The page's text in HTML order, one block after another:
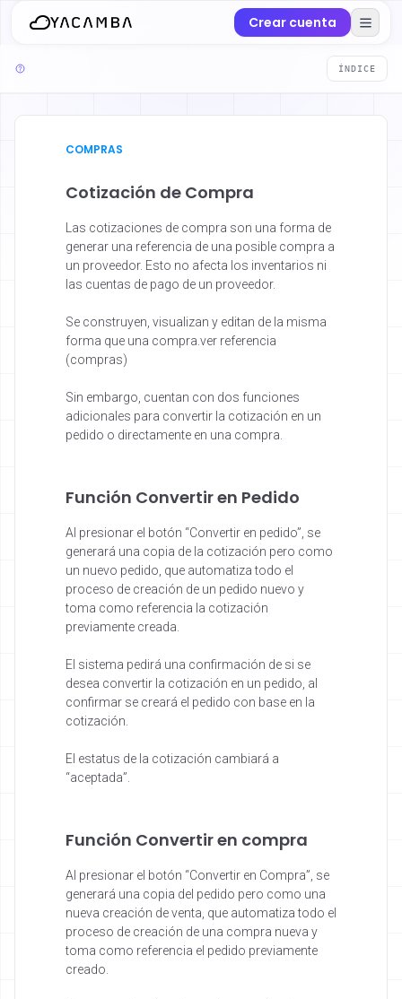
Crear cuenta
ÍNDICE
COMPRAS
Cotización de Compra
Las cotizaciones de compra son una forma de
generar una referencia de una posible compra a
un proveedor. Esto no afecta los inventarios ni
las cuentas de pago de un proveedor.
Se construyen, visualizan y editan de la misma
forma que una compra. ver referencia
(compras)
Sin embargo, cuentan con dos funciones
adicionales para convertir la cotización en un
pedido o directamente en una compra.
Función Convertir en Pedido
Al presionar el botón “Convertir en pedido”, se
generará una copia de la cotización pero como
un nuevo pedido, que automatiza todo el
proceso de creación de un pedido nuevo y
toma como referencia la cotización
previamente creada.
El sistema pedirá una confirmación de si se
desea convertir la cotización en un pedido, al
confirmar se creará el pedido con base en la
cotización.
El estatus de la cotización cambiará a
“aceptada”.
Función Convertir en compra
Al presionar el botón “Convertir en Compra”, se
generará una copia del pedido pero como una
nueva creación de venta, que automatiza todo el
proceso de creación de una compra nueva y
toma como referencia el pedido previamente
creado.